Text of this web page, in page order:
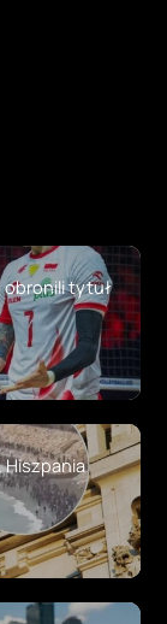
obronili tytuł
Hiszpania